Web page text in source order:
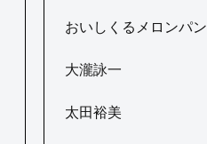
おいしくるメロンパン
大瀧詠一
太田裕美